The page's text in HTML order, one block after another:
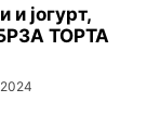
и јогурт,
ТОРТА